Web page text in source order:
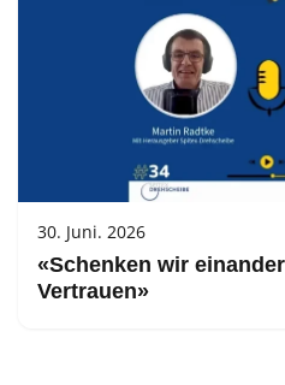
30. Juni. 2026
«Schenken wir
Vertrauen»